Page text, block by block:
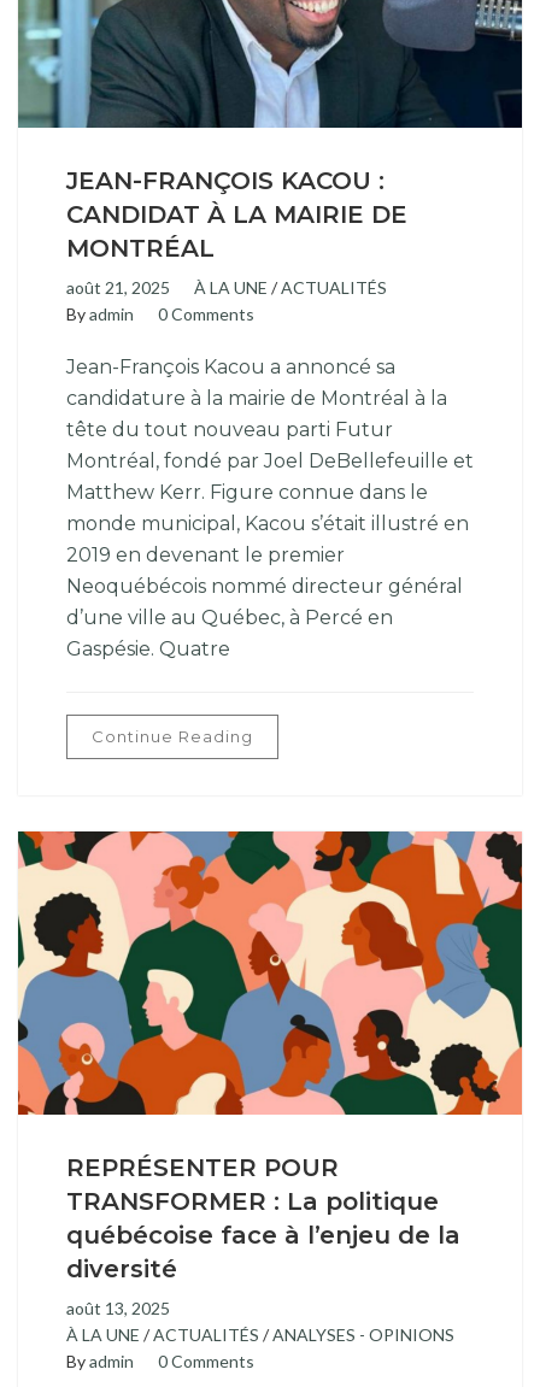
JEAN-FRANÇOIS KACOU :
CANDIDAT À LA MAIRIE DE
MONTRÉAL
août 21, 2025 À LA UNE /ACTUALITÉS
Byadmin 0 Comments
Jean-François Kacou a annoncé sa
candidature à la mairie de Montréal à la
tête du tout nouveau parti Futur
Montréal, fondé par Joel DeBellefeuille et
Matthew Kerr. Figure connue dans le
monde municipal, Kacou s’était illustré en
2019 en devenant le premier
Neoquébécois nommé directeur général
d’une ville au Québec, à Percé en
Gaspésie. Quatre
Continue Reading
REPRÉSENTER POUR
TRANSFORMER : La politique
québécoise face à l’enjeu de la
diversité
août 13, 2025
À LA UNE /ACTUALITÉS /ANALYSES - OPINIONS
Byadmin 0 Comments